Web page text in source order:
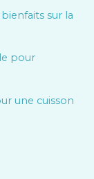
sur la
pour
une cuisson